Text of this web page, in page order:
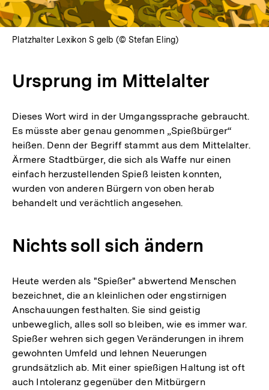
Platzhalter Lexikon S gelb (© Stefan Eling)
Ursprung im Mittelalter
Dieses Wort wird in der Umgangssprache gebraucht.
Es müsste aber genau genommen „Spießbürger“
heißen. Denn der Begriff stammt aus dem Mittelalter.
Ärmere Stadtbürger, die sich als Waffe nur einen
einfach herzustellenden Spieß leisten konnten,
wurden von anderen Bürgern von oben herab
behandelt und verächtlich angesehen.
Nichts soll sich ändern
Heute werden als "Spießer" abwertend Menschen
bezeichnet, die an kleinlichen oder engstirnigen
Anschauungen festhalten. Sie sind geistig
unbeweglich, alles soll so bleiben, wie es immer war.
Spießer wehren sich gegen Veränderungen in ihrem
gewohnten Umfeld und lehnen Neuerungen
grundsätzlich ab. Mit einer spießigen Haltung ist oft
auch Intoleranz gegenüber den Mitbürgern